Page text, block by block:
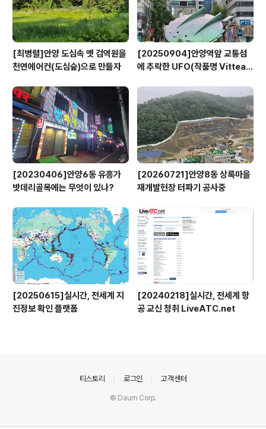
[최병렬]안양 도심속 옛 검역원을
천연에어컨(도심숲)으로 만들자
[20250904]안양역앞 교통섬
에 추락한 UFO(작품명 Vitteau
[20230406]안양6동 유흥가
밧데리골목에는 무엇이 있나?
[20260721]안양8동 상록마을
재개발현장 터파기 공사중
[20250615]실시간, 전세계 지
진정보 확인 플랫폼
[20240218]실시간, 전세계 항
공 교신 청취 LiveATC.net
티스토리 로그인 고객센터
© Daum Corp.